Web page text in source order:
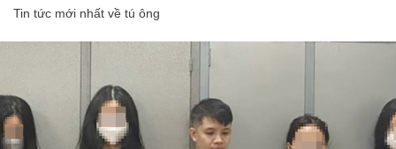
Tin tức mới nhất về tú ông